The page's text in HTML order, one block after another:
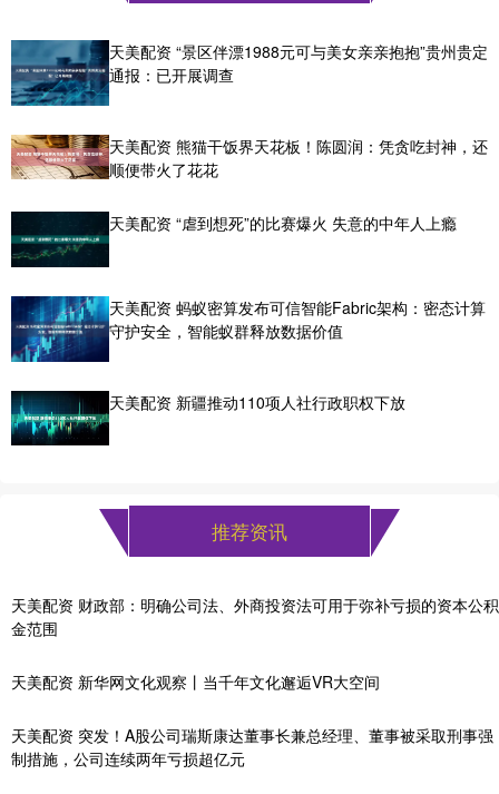
天美配资 “景区伴漂1988元可与美女亲亲抱抱”贵州贵定
通报：已开展调查
天美配资 熊猫干饭界天花板！陈圆润：凭贪吃封神，还
顺便带火了花花
天美配资 “虐到想死”的比赛爆火 失意的中年人上瘾
天美配资 蚂蚁密算发布可信智能Fabric架构：密态计算
守护安全，智能蚁群释放数据价值
天美配资 新疆推动110项人社行政职权下放
推荐资讯
天美配资 财政部：明确公司法、外商投资法可用于弥补亏损的资本公积
金范围
天美配资 新华网文化观察丨当千年文化邂逅VR大空间
天美配资 突发！A股公司瑞斯康达董事长兼总经理、董事被采取刑事强
制措施，公司连续两年亏损超亿元